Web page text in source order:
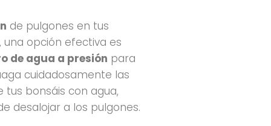
de pulgones en tus
, una opción efectiva es
de agua a presión para
cuidadosamente las
tus bonsáis con agua,
desalojar a los pulgones.